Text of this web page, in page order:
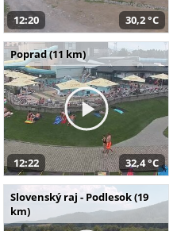
12:20 30,2 °C
Poprad (11 km)
12:22 32,4 °C
Slovenský raj - Podlesok (19
km)